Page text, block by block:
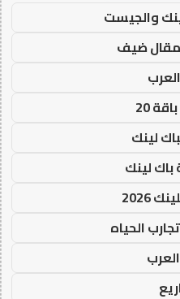
والجيست
20
لينك
لينك
2026
الحياه